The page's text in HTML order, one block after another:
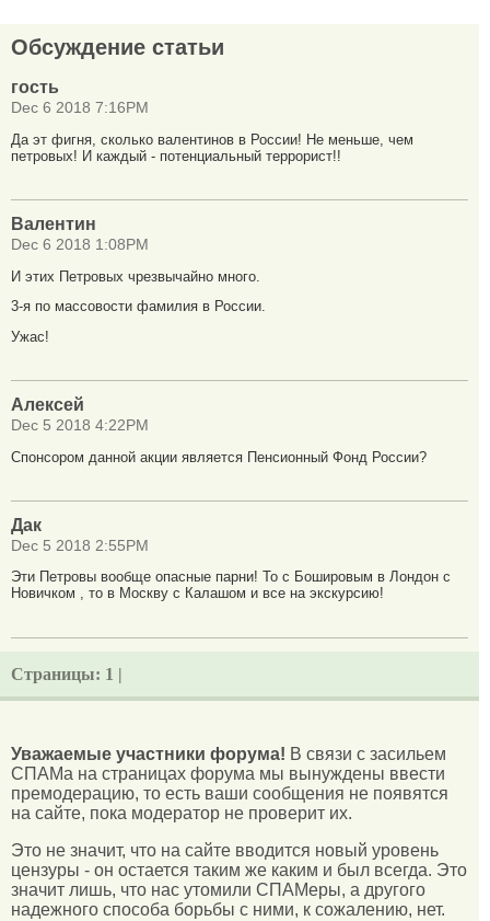
Обсуждение статьи
гость
Dec 6 2018 7:16PM
Да эт фигня, сколько валентинов в России! Не меньше, чем
петровых! И каждый - потенциальный террорист!!
Валентин
Dec 6 2018 1:08PM
И этих Петровых чрезвычайно много.
3-я по массовости фамилия в России.
Ужас!
Алексей
Dec 5 2018 4:22PM
Спонсором данной акции является Пенсионный Фонд России?
Дак
Dec 5 2018 2:55PM
Эти Петровы вообще опасные парни! То с Бошировым в Лондон с
Новичком , то в Москву с Калашом и все на экскурсию!
Страницы: 1 |
Уважаемые участники форума! В связи с засильем
СПАМа на страницах форума мы вынуждены ввести
премодерацию, то есть ваши сообщения не появятся
на сайте, пока модератор не проверит их.
Это не значит, что на сайте вводится новый уровень
цензуры - он остается таким же каким и был всегда. Это
значит лишь, что нас утомили СПАМеры, а другого
надежного способа борьбы с ними, к сожалению, нет.